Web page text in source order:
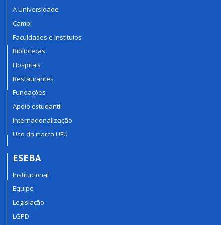
A Universidade
Campi
Faculdades e Institutos
Bibliotecas
Hospitais
Restaurantes
Fundações
Apoio estudantil
Internacionalização
Uso da marca UFU
ESEBA
Institucional
Equipe
Legislação
LGPD